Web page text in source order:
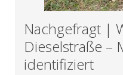
Nachgefragt |
Dieselstraße –
identifiziert